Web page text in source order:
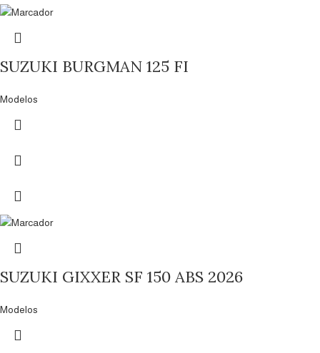
SUZUKI BURGMAN 125 FI
Modelos
SUZUKI GIXXER SF 150 ABS 2026
Modelos